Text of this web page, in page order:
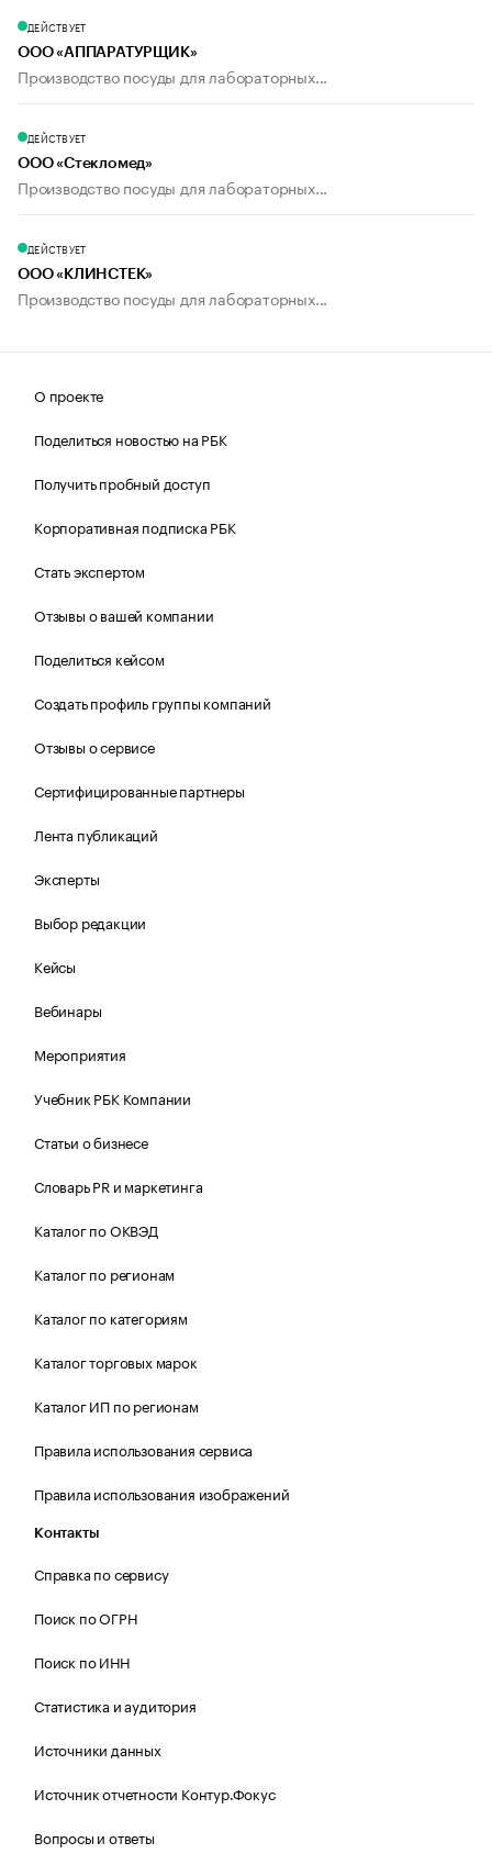
ДЕЙСТВУЕТ
ООО «АППАРАТУРЩИК»
Производство посуды для лабораторных...
ДЕЙСТВУЕТ
ООО «Стекломед»
Производство посуды для лабораторных...
ДЕЙСТВУЕТ
ООО «КЛИНСТЕК»
Производство посуды для лабораторных...
О проекте
Поделиться новостью на РБК
Получить пробный доступ
Корпоративная подписка РБК
Стать экспертом
Отзывы о вашей компании
Поделиться кейсом
Создать профиль группы компаний
Отзывы о сервисе
Сертифицированные партнеры
Лента публикаций
Эксперты
Выбор редакции
Кейсы
Вебинары
Мероприятия
Учебник РБК Компании
Статьи о бизнесе
Словарь PR и маркетинга
Каталог по ОКВЭД
Каталог по регионам
Каталог по категориям
Каталог торговых марок
Каталог ИП по регионам
Правила использования сервиса
Правила использования изображений
Контакты
Справка по сервису
Поиск по ОГРН
Поиск по ИНН
Статистика и аудитория
Источники данных
Источник отчетности Контур.Фокус
Вопросы и ответы